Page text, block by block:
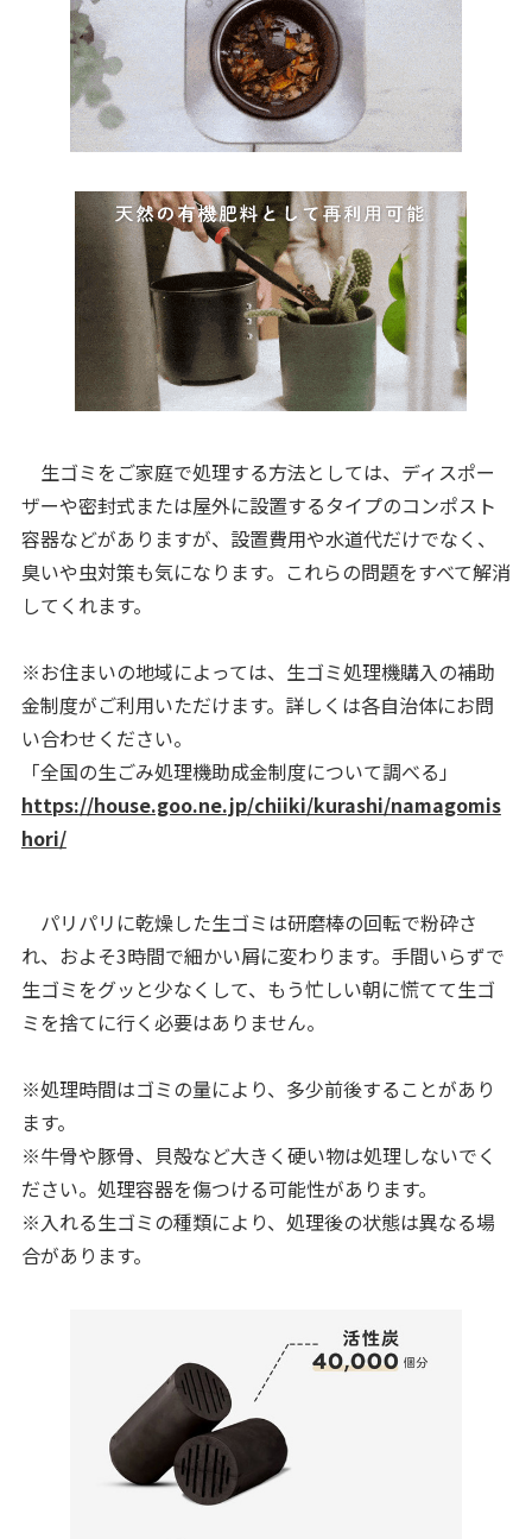
生ゴミをご家庭で処理する方法としては、ディスポー
ザーや密封式または屋外に設置するタイプのコンポスト
容器などがありますが、設置費用や水道代だけでなく、
臭いや虫対策も気になります。これらの問題をすべて解消
してくれます。
※お住まいの地域によっては、生ゴミ処理機購入の補助
金制度がご利用いただけます。詳しくは各自治体にお問
い合わせください。
「全国の生ごみ処理機助成金制度について調べる」
https://house.goo.ne.jp/chiiki/kurashi/namagomis
hori/
パリパリに乾燥した生ゴミは研磨棒の回転で粉砕さ
れ、およそ3時間で細かい屑に変わります。手間いらずで
生ゴミをグッと少なくして、​​​もう忙しい朝に慌てて生ゴ
ミを捨てに行く必要はありません。
※処理時間はゴミの量により、多少前後することがあり
ます。
※牛骨や豚骨、貝殻など大きく硬い物は処理しないでく
ださい。処理容器を傷つける可能性があります。
※入れる生ゴミの種類により、処理後の状態は異なる場
合があります。